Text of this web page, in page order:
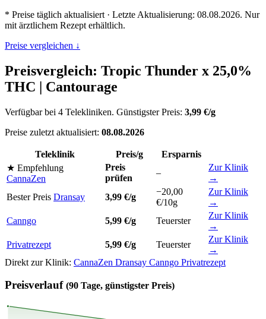
* Preise täglich aktualisiert · Letzte Aktualisierung: 08.08.2026. Nur
mit ärztlichem Rezept erhältlich.
Preise vergleichen ↓
Preisvergleich: Tropic Thunder x 25,0%
THC | Cantourage
Verfügbar bei 4 Telekliniken. Günstigster Preis: 3,99 €/g
Preise zuletzt aktualisiert: 08.08.2026
Teleklinik Preis/g
Ersparnis
★ Empfehlung
CannaZen
Preis
prüfen
–
Zur Klinik
→
Bester Preis Dransay 3,99 €/g
−20,00
€/10g
Zur Klinik
→
Canngo
5,99 €/g Teuerster
Zur Klinik
→
Privatrezept
5,99 €/g Teuerster
Zur Klinik
→
Direkt zur Klinik: CannaZen Dransay Canngo Privatrezept
Preisverlauf (90 Tage, günstigster Preis)